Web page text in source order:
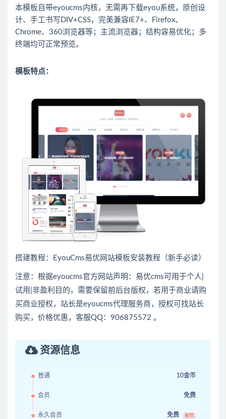
本模板自带eyoucms内核，无需再下载eyou系统，原创设
计、手工书写DIV+CSS，完美兼容IE7+、Firefox、
Chrome、360浏览器等；主流浏览器；结构容易优化；多
终端均可正常预览。
模板特点：
搭建教程： EyouCms易优网站模板安装教程（新手必读）
注意：根据eyoucms官方网站声明：易优cms可用于个人|
试用|非盈利目的，需要保留前后台版权，若用于商业请购
买商业授权，站长是eyoucms代理服务商，授权可找站长
购买，价格优惠，客服QQ：906875572 。
资源信息
普通 10金币
会员 免费
永久会员 免费 推荐